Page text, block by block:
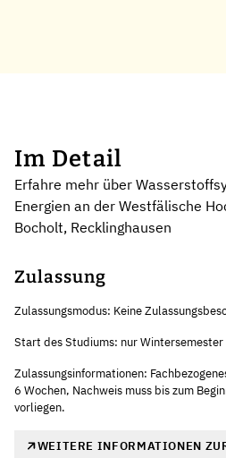
Im Detail
Erfahre mehr über
Energien an der Westfälische
Bocholt, Recklinghausen
Zulassung
Zulassungsmodus: Keine
Start des Studiums: nur Wintersemester
Zulassungsinformationen:
6 Wochen, Nachweis muss bis zum
vorliegen.
WEITERE INFORMATIONEN